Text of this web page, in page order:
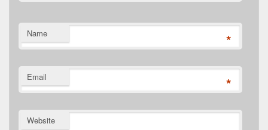
Name *
Email *
Website